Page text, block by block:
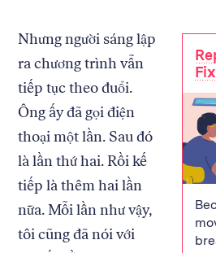
Nhưng người sáng lập
ra chương trình vẫn
tiếp tục theo đuổi.
Ông ấy đã gọi điện
thoại một lần. Sau đó
là lần thứ hai. Rồi kế
tiếp là thêm hai lần
nữa. Mỗi lần như vậy,
tôi cũng đã nói với